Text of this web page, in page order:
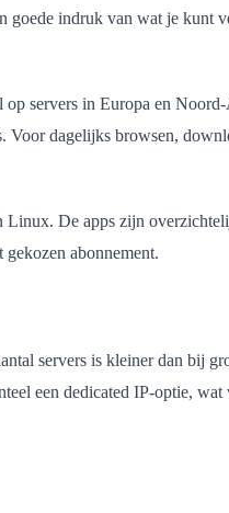
goede indruk van wat je kunt
servers in Europa en
dagelijks browsen,
De apps zijn
abonnement.
servers is kleiner dan bij
een dedicated IP-optie,